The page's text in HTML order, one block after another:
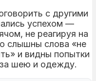
с другими
успехом —
не реагируя на
слышны слова «не
и видны попытки
шею и одежду.